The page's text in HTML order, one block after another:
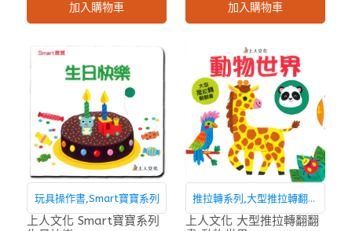
加入購物車 加入購物車
玩具操作書,Smart寶寶系列
上人文化 Smart寶寶系列
推拉轉系列,大型推拉轉翻翻
書
上人文化 大型推拉轉翻翻